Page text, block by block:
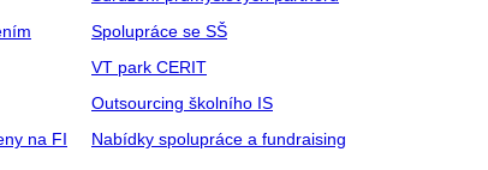
na FI
Spolupráce se SŠ
VT park CERIT
Outsourcing školního IS
Nabídky spolupráce a fundraising